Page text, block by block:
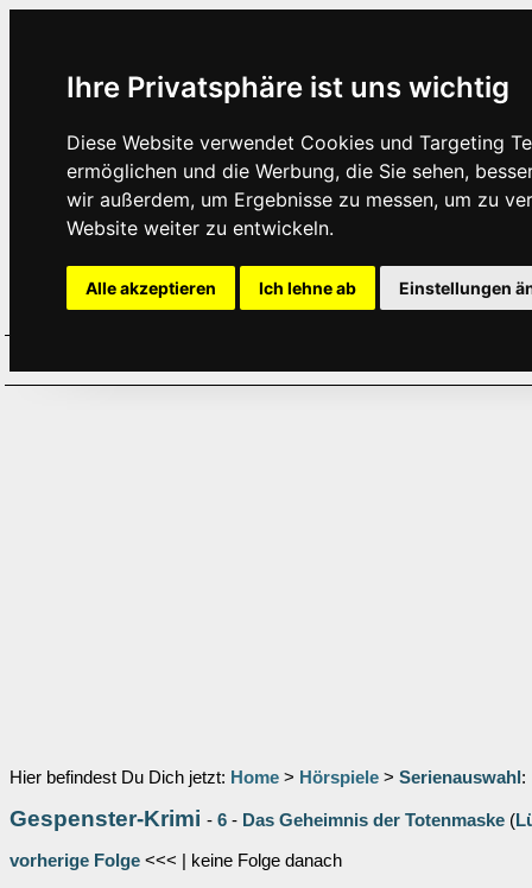
Ihre Privatsphäre ist uns wichtig
Diese Website verwendet Cookies und Targeting
ermöglichen und die Werbung, die Sie sehen,
wir außerdem, um Ergebnisse zu messen, um zu
Website weiter zu entwickeln.
Alle akzeptieren Ich lehne ab Einstellungen
Hier befindest Du Dich jetzt: Home > Hörspiele > Serienauswahl :
Gespenster-Krimi - 6 - Das Geheimnis der Totenmaske (
vorherige Folge <<< | keine Folge danach